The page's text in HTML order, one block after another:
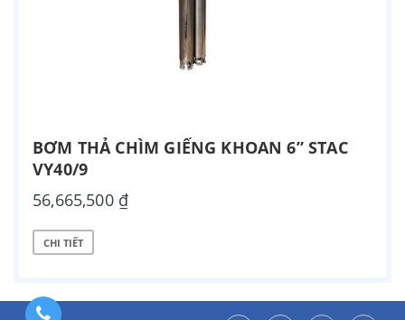
BƠM THẢ CHÌM GIẾNG KHOAN 6” STAC
VY40/9
56,665,500 ₫
CHI TIẾT